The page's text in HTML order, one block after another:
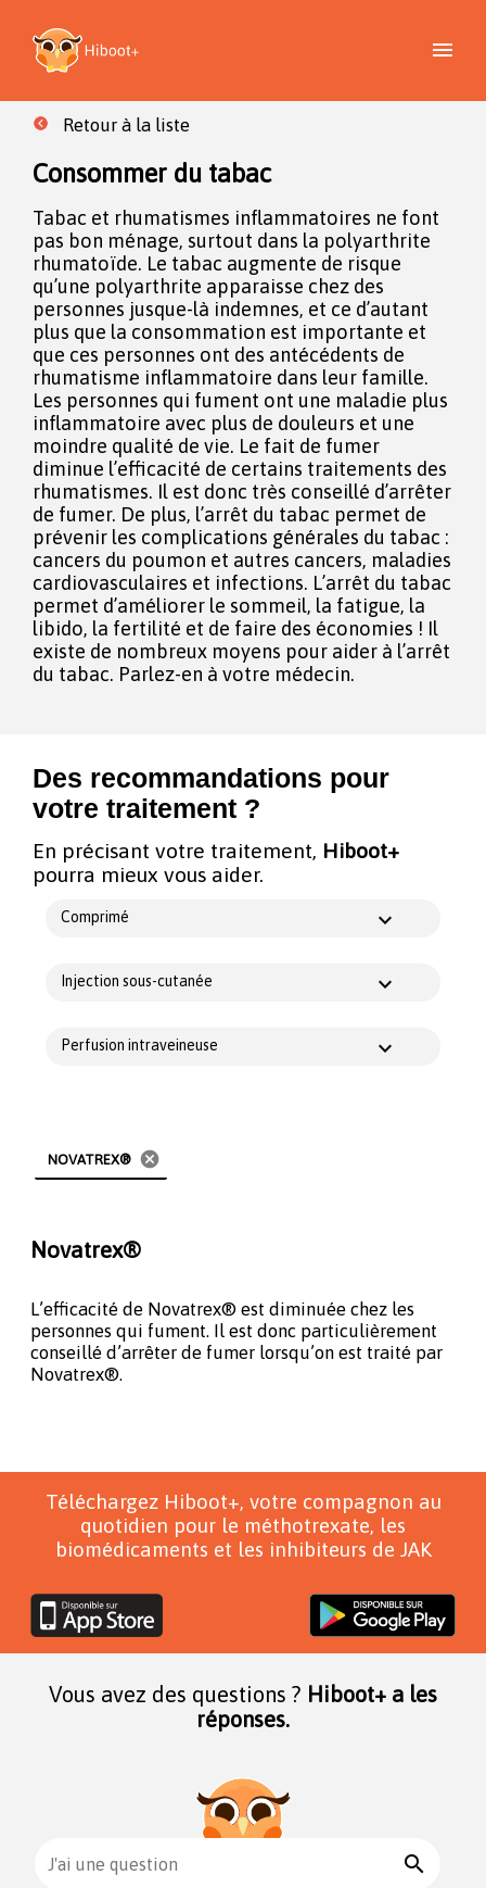
Retour à la liste
Consommer du tabac
Tabac et rhumatismes inflammatoires ne font
pas bon ménage, surtout dans la polyarthrite
rhumatoïde. Le tabac augmente de risque
qu’une polyarthrite apparaisse chez des
personnes jusque-là indemnes, et ce d’autant
plus que la consommation est importante et
que ces personnes ont des antécédents de
rhumatisme inflammatoire dans leur famille.
Les personnes qui fument ont une maladie plus
inflammatoire avec plus de douleurs et une
moindre qualité de vie. Le fait de fumer
diminue l’efficacité de certains traitements des
rhumatismes. Il est donc très conseillé d’arrêter
de fumer. De plus, l’arrêt du tabac permet de
prévenir les complications générales du tabac :
cancers du poumon et autres cancers, maladies
cardiovasculaires et infections. L’arrêt du tabac
permet d’améliorer le sommeil, la fatigue, la
libido, la fertilité et de faire des économies ! Il
existe de nombreux moyens pour aider à l’arrêt
du tabac. Parlez-en à votre médecin.
Des recommandations pour
votre traitement ?
En précisant votre traitement, Hiboot+
pourra mieux vous aider.
Comprimé
Injection sous-cutanée
Perfusion intraveineuse
NOVATREX® cancel
Novatrex®
L’efficacité de Novatrex® est diminuée chez les
personnes qui fument. Il est donc particulièrement
conseillé d’arrêter de fumer lorsqu’on est traité par
Novatrex®.
Téléchargez Hiboot+, votre compagnon au
quotidien pour le méthotrexate, les
biomédicaments et les inhibiteurs de JAK
Vous avez des questions ? Hiboot+ a les
réponses.
J'ai une question search